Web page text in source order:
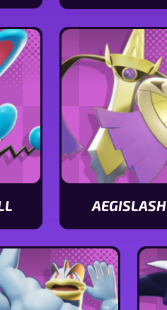
Ver
características
Zacian
AEGISLASH
Ver
características
de
Aegislash